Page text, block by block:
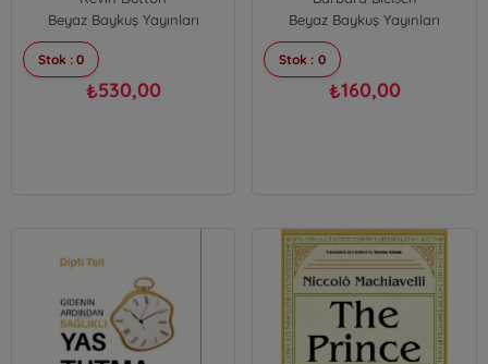
Beyaz Baykuş Yayınları
Stok : 0
₺530,00
Beyaz Baykuş Yayınları
Stok : 0
₺160,00